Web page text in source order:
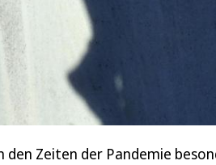
den Zeiten der Pandemie